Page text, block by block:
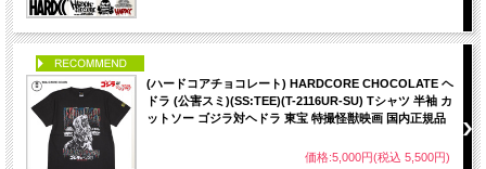
(ハードコアチョコレート) HARDCORE CHOCOLATE ヘ
ドラ (公害スミ)(SS:TEE)(T-2116UR-SU) Tシャツ 半袖 カ
ットソー ゴジラ対ヘドラ 東宝 特撮怪獣映画 国内正規品
価格:5,000円(税込 5,500円)